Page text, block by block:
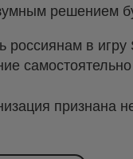
решением
россиянам в
признана